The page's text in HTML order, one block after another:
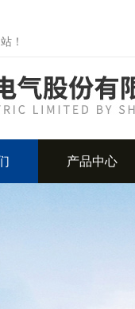
！
产品中心